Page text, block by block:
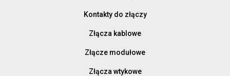
Kontakty do złączy
Złącza kablowe
Złącze modułowe
Złącza wtykowe